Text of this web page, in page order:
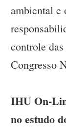
ambiental e
controle
Congresso
IHU On-
no estudo